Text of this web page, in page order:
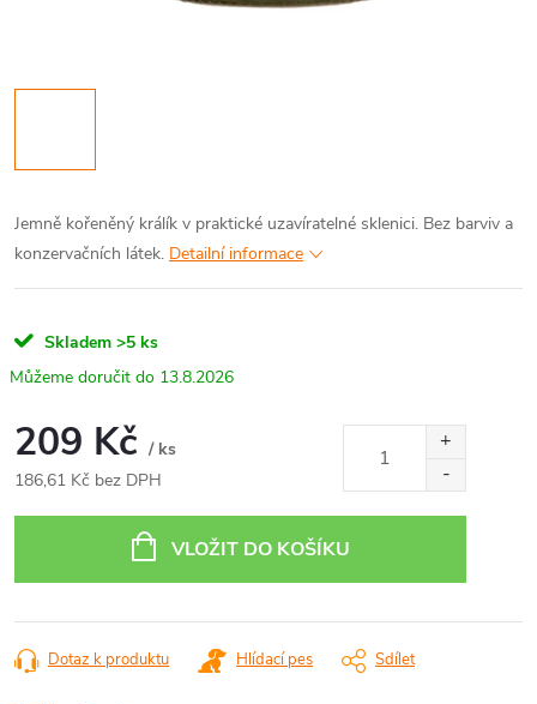
Jemně kořeněný králík v praktické uzavíratelné sklenici. Bez barviv a
konzervačních látek. Detailní informace
Skladem >5 ks
13.8.2026
209 Kč / ks
186,61 Kč bez DPH
VLOŽIT DO KOŠÍKU
Dotaz k produktu Hlídací pes Sdílet